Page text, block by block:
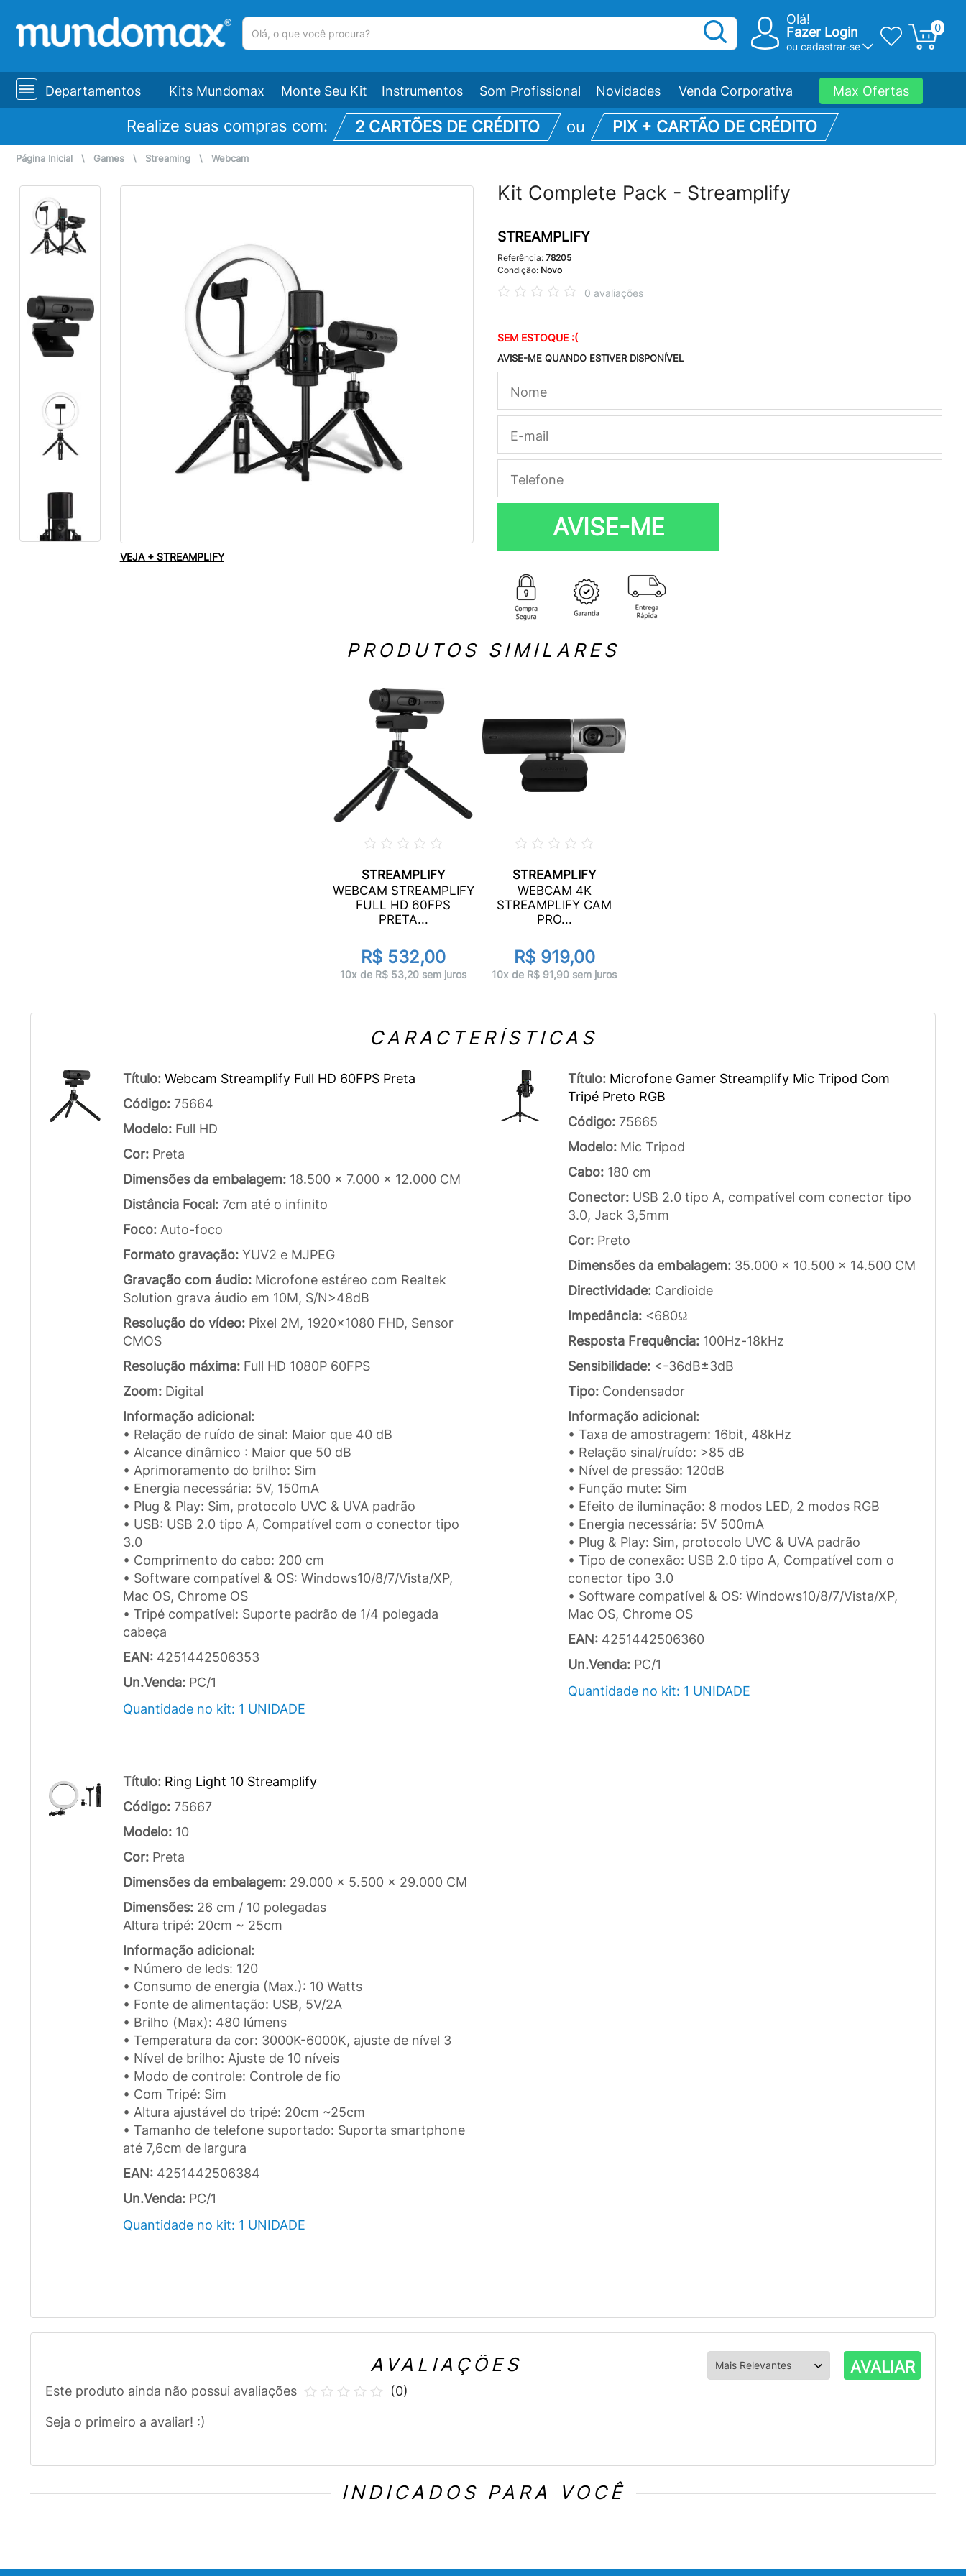
Olá!
Fazer Login
ou cadastrar-se
0
Departamentos Kits Mundomax Monte Seu Kit Instrumentos Som Profissional Novidades Venda Corporativa Max Ofertas
Realize suas compras com: 2 CARTÕES DE CRÉDITO ou PIX + CARTÃO DE CRÉDITO
Página Inicial \ Games \ Streaming \ Webcam
VEJA + STREAMPLIFY
Kit Complete Pack - Streamplify
STREAMPLIFY
Referência: 78205
Condição: Novo
0 avaliações
SEM ESTOQUE :(
AVISE-ME QUANDO ESTIVER DISPONÍVEL
AVISE-ME
PRODUTOS SIMILARES
STREAMPLIFY
WEBCAM STREAMPLIFY
FULL HD 60FPS
PRETA...
R$ 532,00
10x de R$ 53,20 sem juros
STREAMPLIFY
WEBCAM 4K
STREAMPLIFY CAM
PRO...
R$ 919,00
10x de R$ 91,90 sem juros
CARACTERÍSTICAS
Título:Webcam Streamplify Full HD 60FPS Preta
Código: 75664
Modelo: Full HD
Cor: Preta
Dimensões da embalagem: 18.500 x 7.000 x 12.000 CM
Distância Focal: 7cm até o infinito
Foco: Auto-foco
Formato gravação:YUV2 e MJPEG
Gravação com áudio: Microfone estéreo com Realtek
Solution grava áudio em 10M, S/N>48dB
Resolução do vídeo: Pixel 2M, 1920x1080 FHD, Sensor
CMOS
Resolução máxima: Full HD 1080P 60FPS
Zoom: Digital
Informação adicional:
• Relação de ruído de sinal: Maior que 40 dB
• Alcance dinâmico : Maior que 50 dB
• Aprimoramento do brilho: Sim
• Energia necessária: 5V, 150mA
• Plug & Play: Sim, protocolo UVC & UVA padrão
• USB: USB 2.0 tipo A, Compatível com o conector tipo
3.0
• Comprimento do cabo: 200 cm
• Software compatível & OS: Windows10/8/7/Vista/XP,
Mac OS, Chrome OS
• Tripé compatível: Suporte padrão de 1/4 polegada
cabeça
EAN: 4251442506353
Un.Venda: PC/1
Quantidade no kit: 1 UNIDADE
Título: Microfone Gamer Streamplify Mic Tripod Com
Tripé Preto RGB
Código: 75665
Modelo: Mic Tripod
Cabo: 180 cm
Conector: USB 2.0 tipo A, compatível com conector tipo
3.0, Jack 3,5mm
Cor: Preto
Dimensões da embalagem: 35.000 x 10.500 x 14.500 CM
Directividade: Cardioide
Impedância: <680Ω
Resposta Frequência: 100Hz-18kHz
Sensibilidade: <-36dB±3dB
Tipo: Condensador
Informação adicional:
• Taxa de amostragem: 16bit, 48kHz
• Relação sinal/ruído: >85 dB
• Nível de pressão: 120dB
• Função mute: Sim
• Efeito de iluminação: 8 modos LED, 2 modos RGB
• Energia necessária: 5V 500mA
• Plug & Play: Sim, protocolo UVC & UVA padrão
• Tipo de conexão: USB 2.0 tipo A, Compatível com o
conector tipo 3.0
• Software compatível & OS: Windows10/8/7/Vista/XP,
Mac OS, Chrome OS
EAN: 4251442506360
Un.Venda: PC/1
Quantidade no kit: 1 UNIDADE
Título: Ring Light 10 Streamplify
Código: 75667
Modelo: 10
Cor: Preta
Dimensões da embalagem: 29.000 x 5.500 x 29.000 CM
Dimensões: 26 cm / 10 polegadas
Altura tripé: 20cm ~ 25cm
Informação adicional:
• Número de leds: 120
• Consumo de energia (Max.): 10 Watts
• Fonte de alimentação: USB, 5V/2A
• Brilho (Max): 480 lúmens
• Temperatura da cor: 3000K-6000K, ajuste de nível 3
• Nível de brilho: Ajuste de 10 níveis
• Modo de controle: Controle de fio
• Com Tripé: Sim
• Altura ajustável do tripé: 20cm ~25cm
• Tamanho de telefone suportado: Suporta smartphone
até 7,6cm de largura
EAN: 4251442506384
Un.Venda: PC/1
Quantidade no kit: 1 UNIDADE
AVALIAÇÕES AVALIAR
Este produto ainda não possui avaliações
Seja o primeiro a avaliar! :)
(0)
INDICADOS PARA VOCÊ